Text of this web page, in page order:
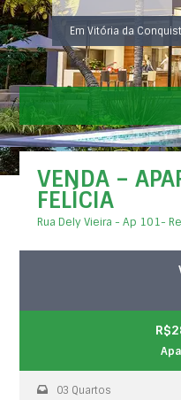
Em Vitória da
VENDA –
FELÍCIA
Rua Dely Vieira - Ap 101-
03 Quartos